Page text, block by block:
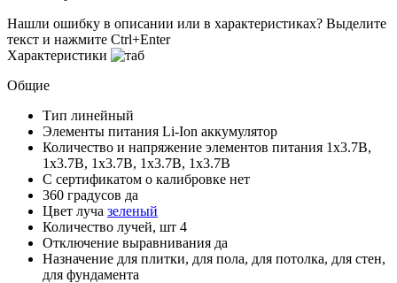
Нашли ошибку в описании или в характеристиках? Выделите
текст и нажмите Ctrl+Enter
Характеристики
Общие
Тип линейный
Элементы питания Li-Ion аккумулятор
Количество и напряжение элементов питания 1х3.7В,
1х3.7В, 1х3.7В, 1х3.7В, 1х3.7В
С сертификатом о калибровке нет
360 градусов да
Цвет луча зеленый
Количество лучей, шт 4
Отключение выравнивания да
Назначение для плитки, для пола, для потолка, для стен,
для фундамента